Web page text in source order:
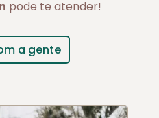
pode te atender!
a gente